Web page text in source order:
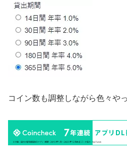
コイン数も調整しながら色々や